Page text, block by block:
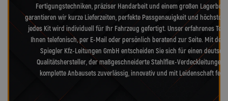
Fertigungstechniken, präziser Handarbeit und einem großen
garantieren wir kurze Lieferzeiten, perfekte Passgenauigkeit und höchste
jedes Kit wird individuell für Ihr Fahrzeug gefertigt. Unser erfahrenes
Ihnen telefonisch, per E-Mail oder persönlich beratend zur Seite. Mit der
Spiegler Kfz-Leitungen GmbH entscheiden Sie sich für einen
Qualitätshersteller, der maßgeschneiderte Stahlflex-Verdeckleitungen
komplette Anbausets zuverlässig, innovativ und mit Leidenschaft